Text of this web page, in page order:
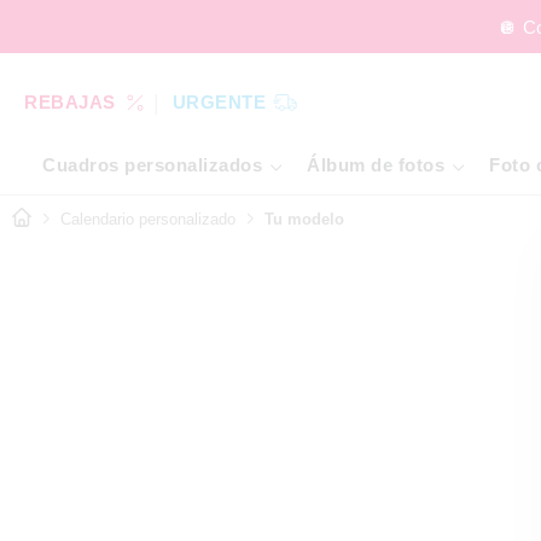
🪩
REBAJAS URGENTE
Cuadros personalizados Álbum de fotos Foto
Calendario personalizado Tu modelo